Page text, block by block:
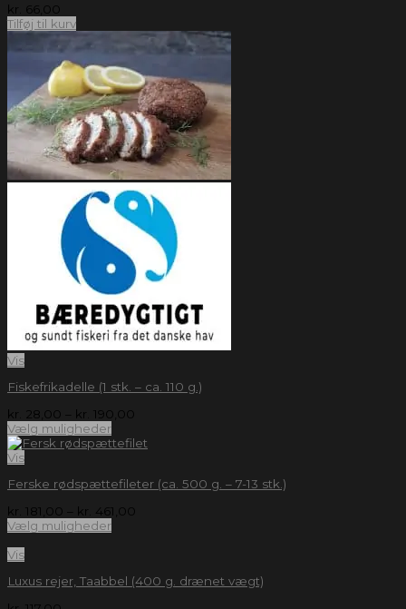
kr.
66,00
Tilføj til kurv
Vis
Fiskefrikadelle (1 stk. – ca. 110 g.)
kr.
28,00 kr.
190,00
Vælg muligheder
Vis
Ferske rødspættefileter (ca. 500 g. – 7-13 stk.)
kr.
181,00 kr.
461,00
Vælg muligheder
Vis
Luxus rejer, Taabbel (400 g. drænet vægt)